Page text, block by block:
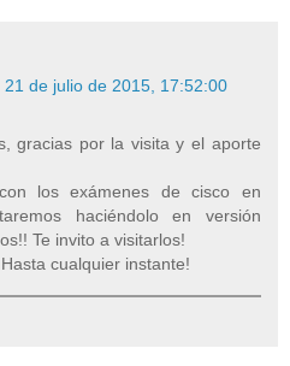
21 de julio de 2015, 17:52:00
gracias por la visita y el aporte
los exámenes de cisco en
haciéndolo en versión
Te invito a visitarlos!
cualquier instante!